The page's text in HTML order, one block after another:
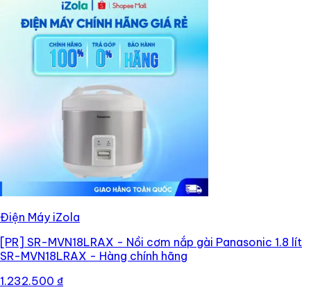
Điện Máy iZola
[PR] SR-MVN18LRAX - Nồi cơm nắp gài Panasonic 1.8 lít
SR-MVN18LRAX - Hàng chính hãng
1.232.500 ₫